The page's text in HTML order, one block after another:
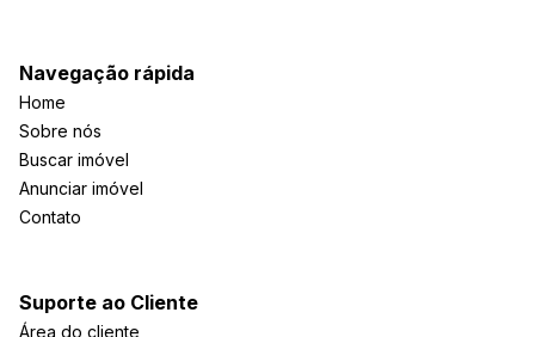
Navegação rápida
Home
Sobre nós
Buscar imóvel
Anunciar imóvel
Contato
Suporte ao Cliente
Área do cliente